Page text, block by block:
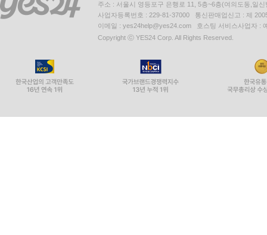
주소 : 서울시 영등포구 은행로 11, 5층~6층(여의도동,일신
사업자등록번호 : 229-81-37000 통신판매업신고 : 제
이메일 : yes24help@yes24.com 호스팅 서비스사업자 :
Copyright ⓒ YES24 Corp. All Rights Reserved.